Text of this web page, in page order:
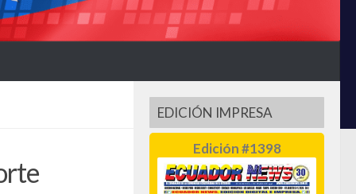
EDICIÓN IMPRESA
Edición #1398